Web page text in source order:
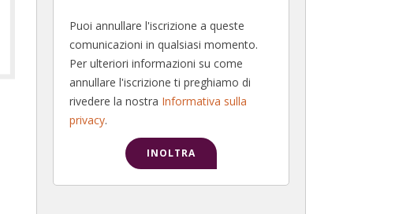
Puoi annullare l'iscrizione a queste
comunicazioni in qualsiasi momento.
Per ulteriori informazioni su come
annullare l'iscrizione ti preghiamo di
rivedere la nostra Informativa sulla
privacy.